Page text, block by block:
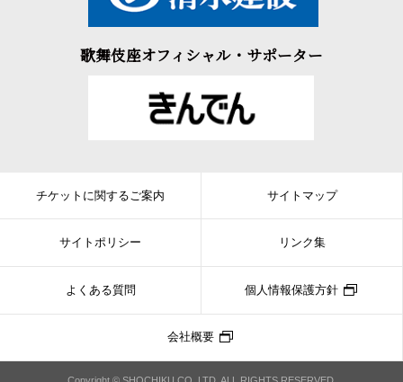
歌舞伎座オフィシャル・サポーター
チケットに関するご案内 サイトマップ
サイトポリシー リンク集
よくある質問 個人情報保護方針
会社概要